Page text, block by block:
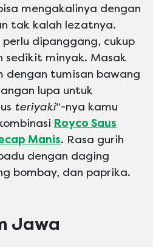
mengakalinya dengan
tak kalah lezatnya.
dipanggang, cukup
sedikit minyak. Masak
dengan tumisan bawang
lupa untuk
teriyaki“-nya kamu
Royco Saus
Manis. Rasa gurih
dengan daging
bombay, dan paprika.
Jawa